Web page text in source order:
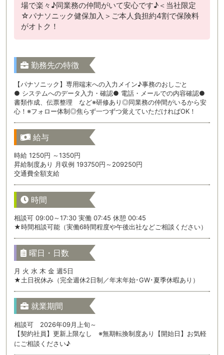
場で楽々♪同業務の仲間がいて安心です♪＜当社限定
☆パナソニック健保加入＞ご本人負担約4割で保険料
がオトク！
勤務先の特徴
【パナソニック】専用端末への入力メイン♪事務のおしごと
● システムへのデータ入力・確認● 電話・メールでの内容確認●
書類作成、伝票整理 など※研修あり◎同業務の仲間がいるから安
心！※フォロー体制◎焦らず一つずつ覚えていただければOK！
給与
時給 1250円 ～1350円
昇給制度あり 月収例 193750円～209250円
交通費全額支給
時間
相談可 09:00～17:30 実働 07:45 休憩 00:45
★時間相談可能（実働6時間程度や午後出社などご相談ください）
曜日・日数
月 火 水 木 金 週5日
★土日祝休み（完全週休2日制／年末年始･GW･夏季休暇あり）
就業期間
相談可 2026年09月上旬～
【契約社員】更新上限なし ※無期転換制度あり【開始日】お気軽
にご相談ください♪